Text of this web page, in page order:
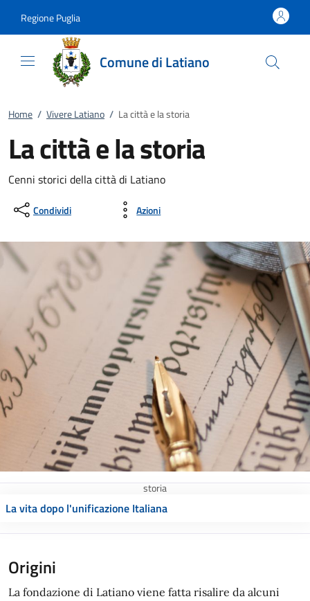
Regione Puglia
Comune di Latiano
Home / Vivere Latiano / La città e la storia
La città e la storia
Cenni storici della città di Latiano
Condividi Azioni
storia
La vita dopo l'unificazione Italiana
Origini
La fondazione di Latiano viene fatta risalire da alcuni